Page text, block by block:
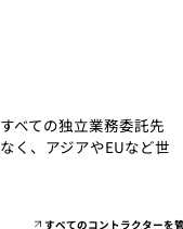
べての独立業務委託先
く、アジアやEUなど世
すべてのコントラクターを